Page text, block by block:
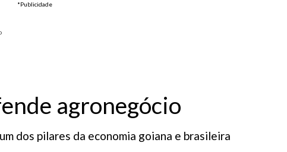
*Publicidade
agronegócio
dos pilares da economia goiana e brasileira